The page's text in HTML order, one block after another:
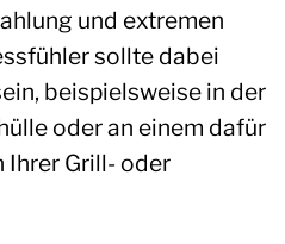
und extremen
sollte dabei
beispielsweise in der
oder an einem dafür
Ihrer Grill- oder